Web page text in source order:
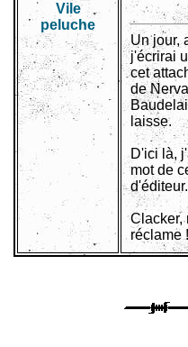
Vile
peluche
Un jour,
j'écrirai
cet
de
laisse.
D'ici là,
mot de
d'éditeur.
Clacker,
réclame !